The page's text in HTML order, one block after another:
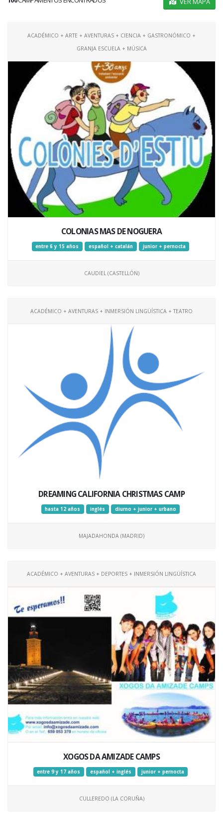
ACADÉMICO + ARTE + AVENTURAS + CIENCIA + GASTRONÓMICO +
GRANJA ESCUELA + MÚSICA
COLONIAS MAS DE NOGUERA
entre 6 y 15 años español + catalán junior + pernocta
CAUDIEL (CASTELLÓN)
ACADÉMICO + AVENTURAS + INMERSIÓN LINGÜÍSTICA + TEATRO
DREAMING CALIFORNIA CHRISTMAS CAMP
hasta 12 años inglés diurno + junior + urbano
MAJADAHONDA (MADRID)
ACADÉMICO + AVENTURAS + DEPORTES + INMERSIÓN LINGÜÍSTICA
XOGOS DA AMIZADE CAMPS
entre 9 y 17 años español + inglés junior + pernocta
CULLEREDO (LA CORUÑA)